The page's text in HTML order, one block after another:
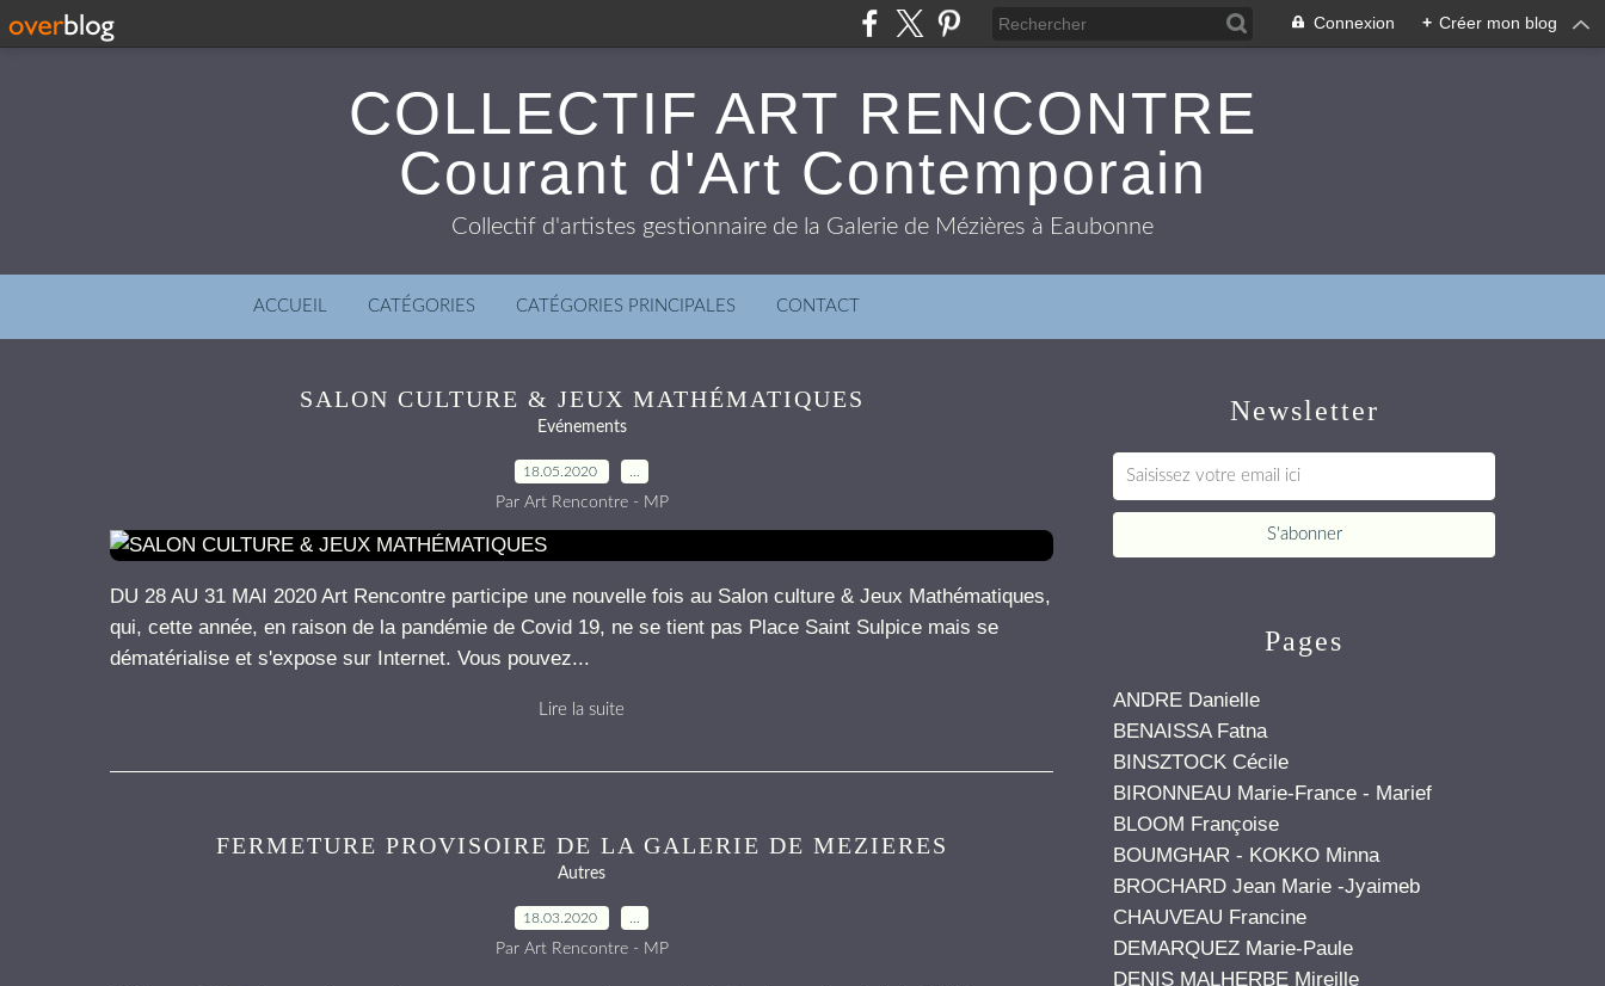
Connexion + Créer mon blog
COLLECTIF ART RENCONTRE
Courant d'Art Contemporain
Collectif d'artistes gestionnaire de la Galerie de Mézières à Eaubonne
ACCUEIL CATÉGORIES CATÉGORIES PRINCIPALES CONTACT
SALON CULTURE & JEUX MATHÉMATIQUES
Evénements
18.05.2020
Par Art Rencontre - MP
DU 28 AU 31 MAI 2020 Art Rencontre participe une nouvelle fois au Salon culture & Jeux Mathématiques,
qui, cette année, en raison de la pandémie de Covid 19, ne se tient pas Place Saint Sulpice mais se
dématérialise et s'expose sur Internet. Vous pouvez...
Lire la suite
FERMETURE PROVISOIRE DE LA GALERIE DE MEZIERES
Autres
18.03.2020
Par Art Rencontre - MP
Newsletter
Pages
ANDRE Danielle
BENAISSA Fatna
BINSZTOCK Cécile
BIRONNEAU Marie-France - Marief
BLOOM Françoise
BOUMGHAR - KOKKO Minna
BROCHARD Jean Marie -Jyaimeb
CHAUVEAU Francine
DEMARQUEZ Marie-Paule
DENIS MALHERBE Mireille